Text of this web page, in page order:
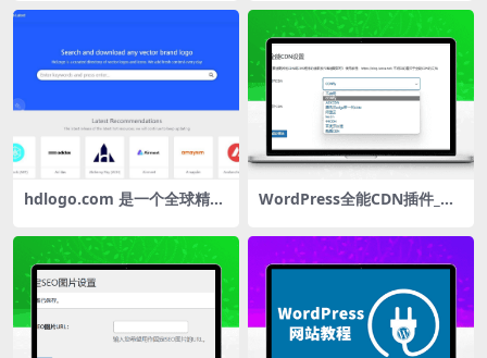
版 内置二十多套主题模板
hdlogo.com 是一个全球精选
WordPress全能CDN插件_自
外集成CDN配置